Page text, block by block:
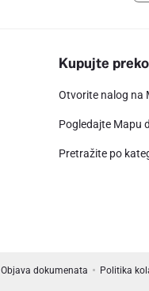
Kupujte
Otvorite nalog na
Pogledajte Mapu
Pretražite po
Objava dokumenata Politika